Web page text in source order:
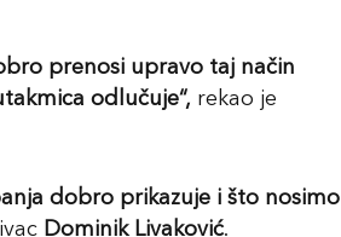
prenosi upravo taj način
odlučuje“, rekao je
dobro prikazuje i što nosimo
Dominik Livaković.